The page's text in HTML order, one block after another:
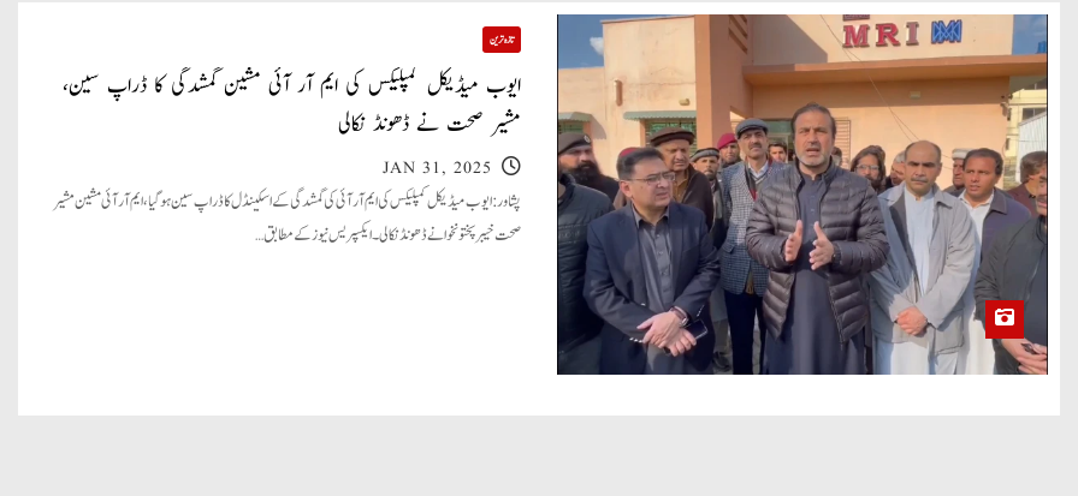
تازہ ترین
ایوب میڈیکل کمپلیکس کی ایم آر آئی مشین گمشدگی کا ڈراپ سین،
مشیر صحت نے ڈھونڈ نکالی
JAN 31, 2025
پشاور: ایوب میڈیکل کمپلیکس کی ایم آر آئی کی گمشدگی کے اسکینڈل کا ڈراپ سین ہوگیا، ایم آر آئی مشین مشیر
صحت خیبرپختونخوا نے ڈھونڈ نکالی۔ ایکسپریس نیوز کے مطابق…